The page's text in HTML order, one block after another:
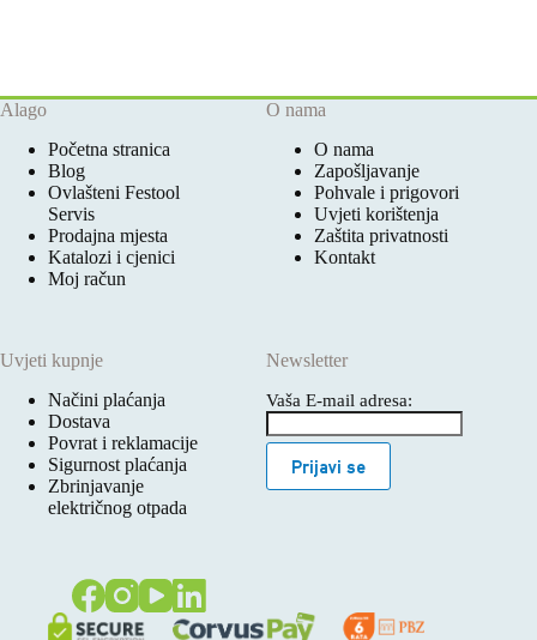
Alago
Početna stranica
Blog
Ovlašteni Festool
Servis
Prodajna mjesta
Katalozi i cjenici
Moj račun
O nama
O nama
Zapošljavanje
Pohvale i prigovori
Uvjeti korištenja
Zaštita privatnosti
Kontakt
Uvjeti kupnje
Načini plaćanja
Dostava
Povrat i reklamacije
Sigurnost plaćanja
Zbrinjavanje
električnog otpada
Newsletter
Vaša E-mail adresa:
Prijavi se